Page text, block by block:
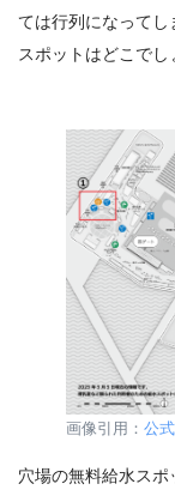
ては行列になってし
スポット はどこでし
画像引用： 公
穴場の無料給水スポ